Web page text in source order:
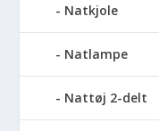
Natkjole
Natlampe
Nattøj 2-delt